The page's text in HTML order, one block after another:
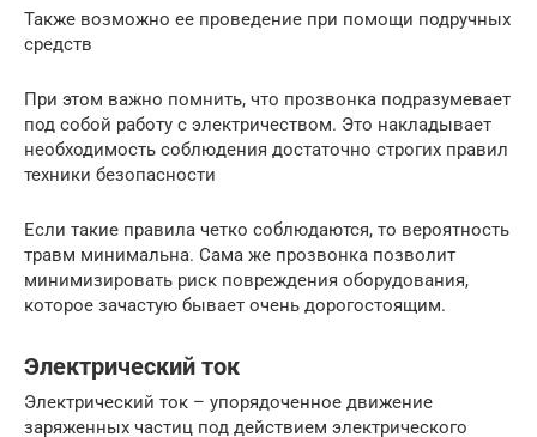
Также возможно ее проведение при помощи подручных
средств
При этом важно помнить, что прозвонка подразумевает
под собой работу с электричеством. Это накладывает
необходимость соблюдения достаточно строгих правил
техники безопасности
Если такие правила четко соблюдаются, то вероятность
травм минимальна. Сама же прозвонка позволит
минимизировать риск повреждения оборудования,
которое зачастую бывает очень дорогостоящим.
Электрический ток
Электрический ток – упорядоченное движение
заряженных частиц под действием электрического